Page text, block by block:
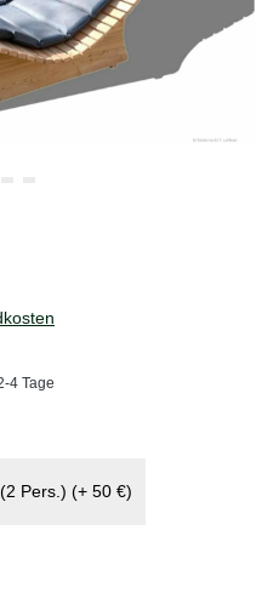
4 Tage
Pers.) (+ 50 €)